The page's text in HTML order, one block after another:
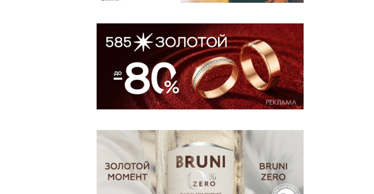
РЕКЛАМА